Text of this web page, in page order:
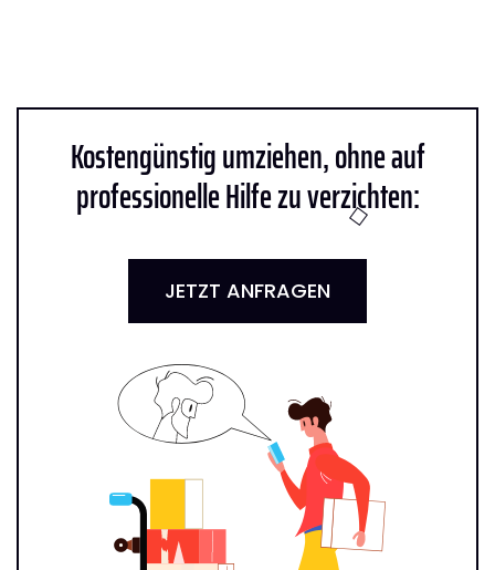
Kostengünstig umziehen, ohne auf
professionelle Hilfe zu verzichten:
JETZT ANFRAGEN